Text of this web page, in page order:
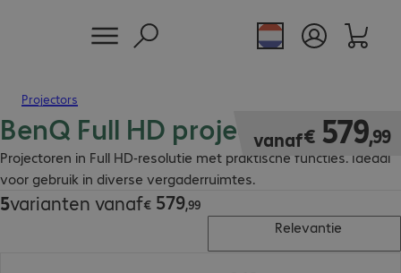
Projectors
BenQ Full HD projectoren
Projectoren in Full HD-resolutie met praktische functies. Ideaal
voor gebruik in diverse vergaderruimtes.
vanaf€ 579,99
€ 579,99
5varianten vanaf€ 579,99
€ 579,99
Relevantie